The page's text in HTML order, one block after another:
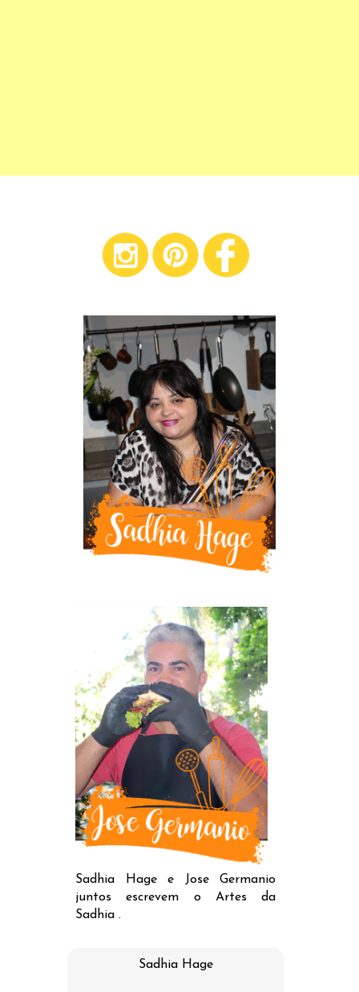
Sadhia Hage e Jose Germanio
juntos escrevem o Artes da
Sadhia .
Sadhia Hage